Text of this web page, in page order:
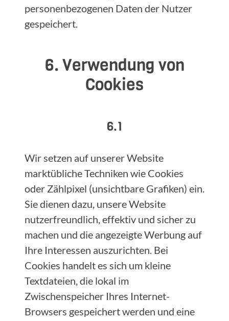
personenbezogenen Daten der Nutzer
gespeichert.
6. Verwendung von
Cookies
6.1
Wir setzen auf unserer Website
marktübliche Techniken wie Cookies
oder Zählpixel (unsichtbare Grafiken) ein.
Sie dienen dazu, unsere Website
nutzerfreundlich, effektiv und sicher zu
machen und die angezeigte Werbung auf
Ihre Interessen auszurichten. Bei
Cookies handelt es sich um kleine
Textdateien, die lokal im
Zwischenspeicher Ihres Internet-
Browsers gespeichert werden und eine